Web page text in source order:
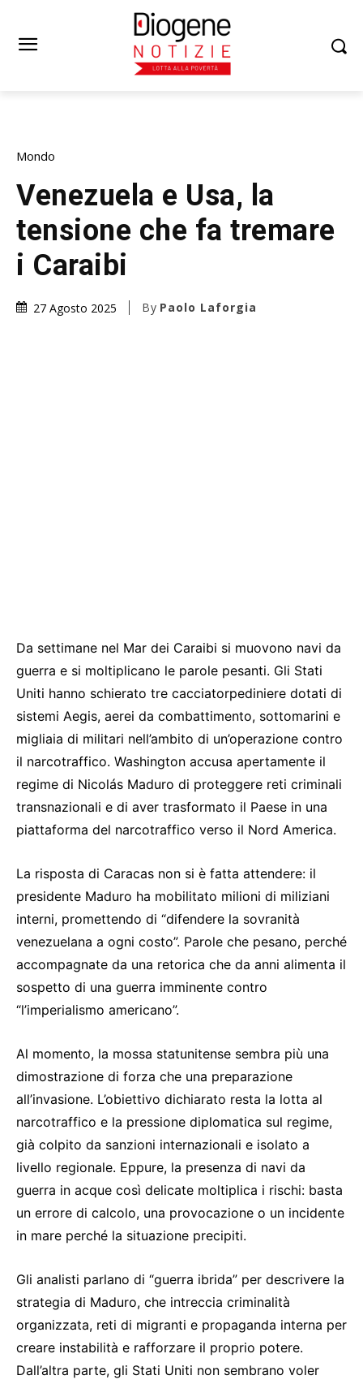
Mondo
Venezuela e Usa, la
tensione che fa tremare
i Caraibi
27 Agosto 2025 By Paolo Laforgia
Da settimane nel Mar dei Caraibi si muovono navi da
guerra e si moltiplicano le parole pesanti. Gli Stati
Uniti hanno schierato tre cacciatorpediniere dotati di
sistemi Aegis, aerei da combattimento, sottomarini e
migliaia di militari nell’ambito di un’operazione contro
il narcotraffico. Washington accusa apertamente il
regime di Nicolás Maduro di proteggere reti criminali
transnazionali e di aver trasformato il Paese in una
piattaforma del narcotraffico verso il Nord America.
La risposta di Caracas non si è fatta attendere: il
presidente Maduro ha mobilitato milioni di miliziani
interni, promettendo di “difendere la sovranità
venezuelana a ogni costo”. Parole che pesano, perché
accompagnate da una retorica che da anni alimenta il
sospetto di una guerra imminente contro
“l’imperialismo americano”.
Al momento, la mossa statunitense sembra più una
dimostrazione di forza che una preparazione
all’invasione. L’obiettivo dichiarato resta la lotta al
narcotraffico e la pressione diplomatica sul regime,
già colpito da sanzioni internazionali e isolato a
livello regionale. Eppure, la presenza di navi da
guerra in acque così delicate moltiplica i rischi: basta
un errore di calcolo, una provocazione o un incidente
in mare perché la situazione precipiti.
Gli analisti parlano di “guerra ibrida” per descrivere la
strategia di Maduro, che intreccia criminalità
organizzata, reti di migranti e propaganda interna per
creare instabilità e rafforzare il proprio potere.
Dall’altra parte, gli Stati Uniti non sembrano voler